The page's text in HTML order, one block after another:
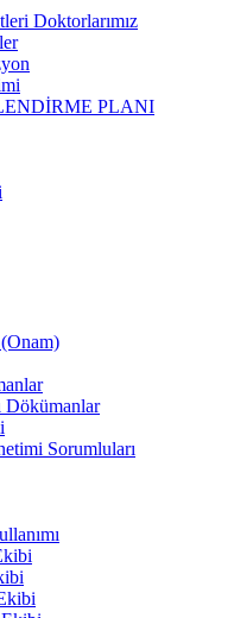
Doktorlarımız
PLANI
Dökümanlar
Sorumluları